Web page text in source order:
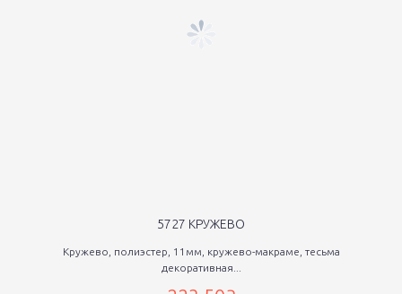
5727 КРУЖЕВО
Кружево, полиэстер, 11мм, кружево-макраме, тесьма
декоративная...